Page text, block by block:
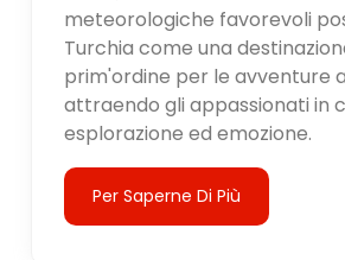
meteorologiche favorevoli
Turchia come una
prim'ordine per le avventure
attraendo gli appassionati in
esplorazione ed emozione.
Per Saperne Di Più